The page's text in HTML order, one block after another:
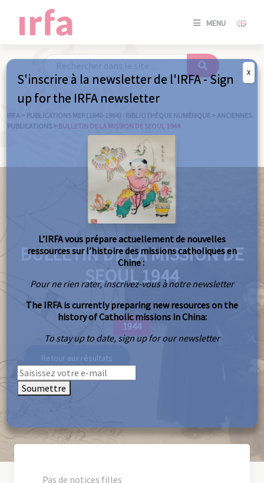
MENU
SE
/
IRFA > PUBLICATIONS MEP (1840-1964) : BIBLIOTHÈQUE NUMÉRIQUE > ANCIENNES
PUBLICATIONS > BULLETIN DE LA MISSION DE SEOUL 1944
BULLETIN DE LA MISSION DE
SEOUL 1944
1944
Retour aux résultats
Pas de notices filles
S'inscrire à la newsletter de l'IRFA - Sign
up for the IRFA newsletter
L’IRFA vous prépare actuellement de nouvelles
ressources sur l’histoire des missions catholiques en
Chine :
Pour ne rien rater, inscrivez-vous à notre newsletter
The IRFA is currently preparing new resources on the
history of Catholic missions in China:
To stay up to date, sign up for our newsletter
Soumettre
X